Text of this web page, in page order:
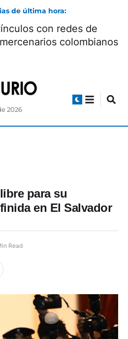
de última hora:
de Brasil con
2026
para su
en El Salvador
Read